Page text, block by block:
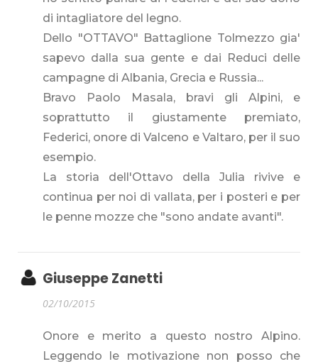
di intagliatore del legno.
Dello "OTTAVO" Battaglione Tolmezzo gia'
sapevo dalla sua gente e dai Reduci delle
campagne di Albania, Grecia e Russia...
Bravo Paolo Masala, bravi gli Alpini, e
soprattutto il giustamente premiato,
Federici, onore di Valceno e Valtaro, per il suo
esempio.
La storia dell'Ottavo della Julia rivive e
continua per noi di vallata, per i posteri e per
le penne mozze che "sono andate avanti".
Giuseppe Zanetti
02/10/2015
Onore e merito a questo nostro Alpino.
Leggendo le motivazione non posso che